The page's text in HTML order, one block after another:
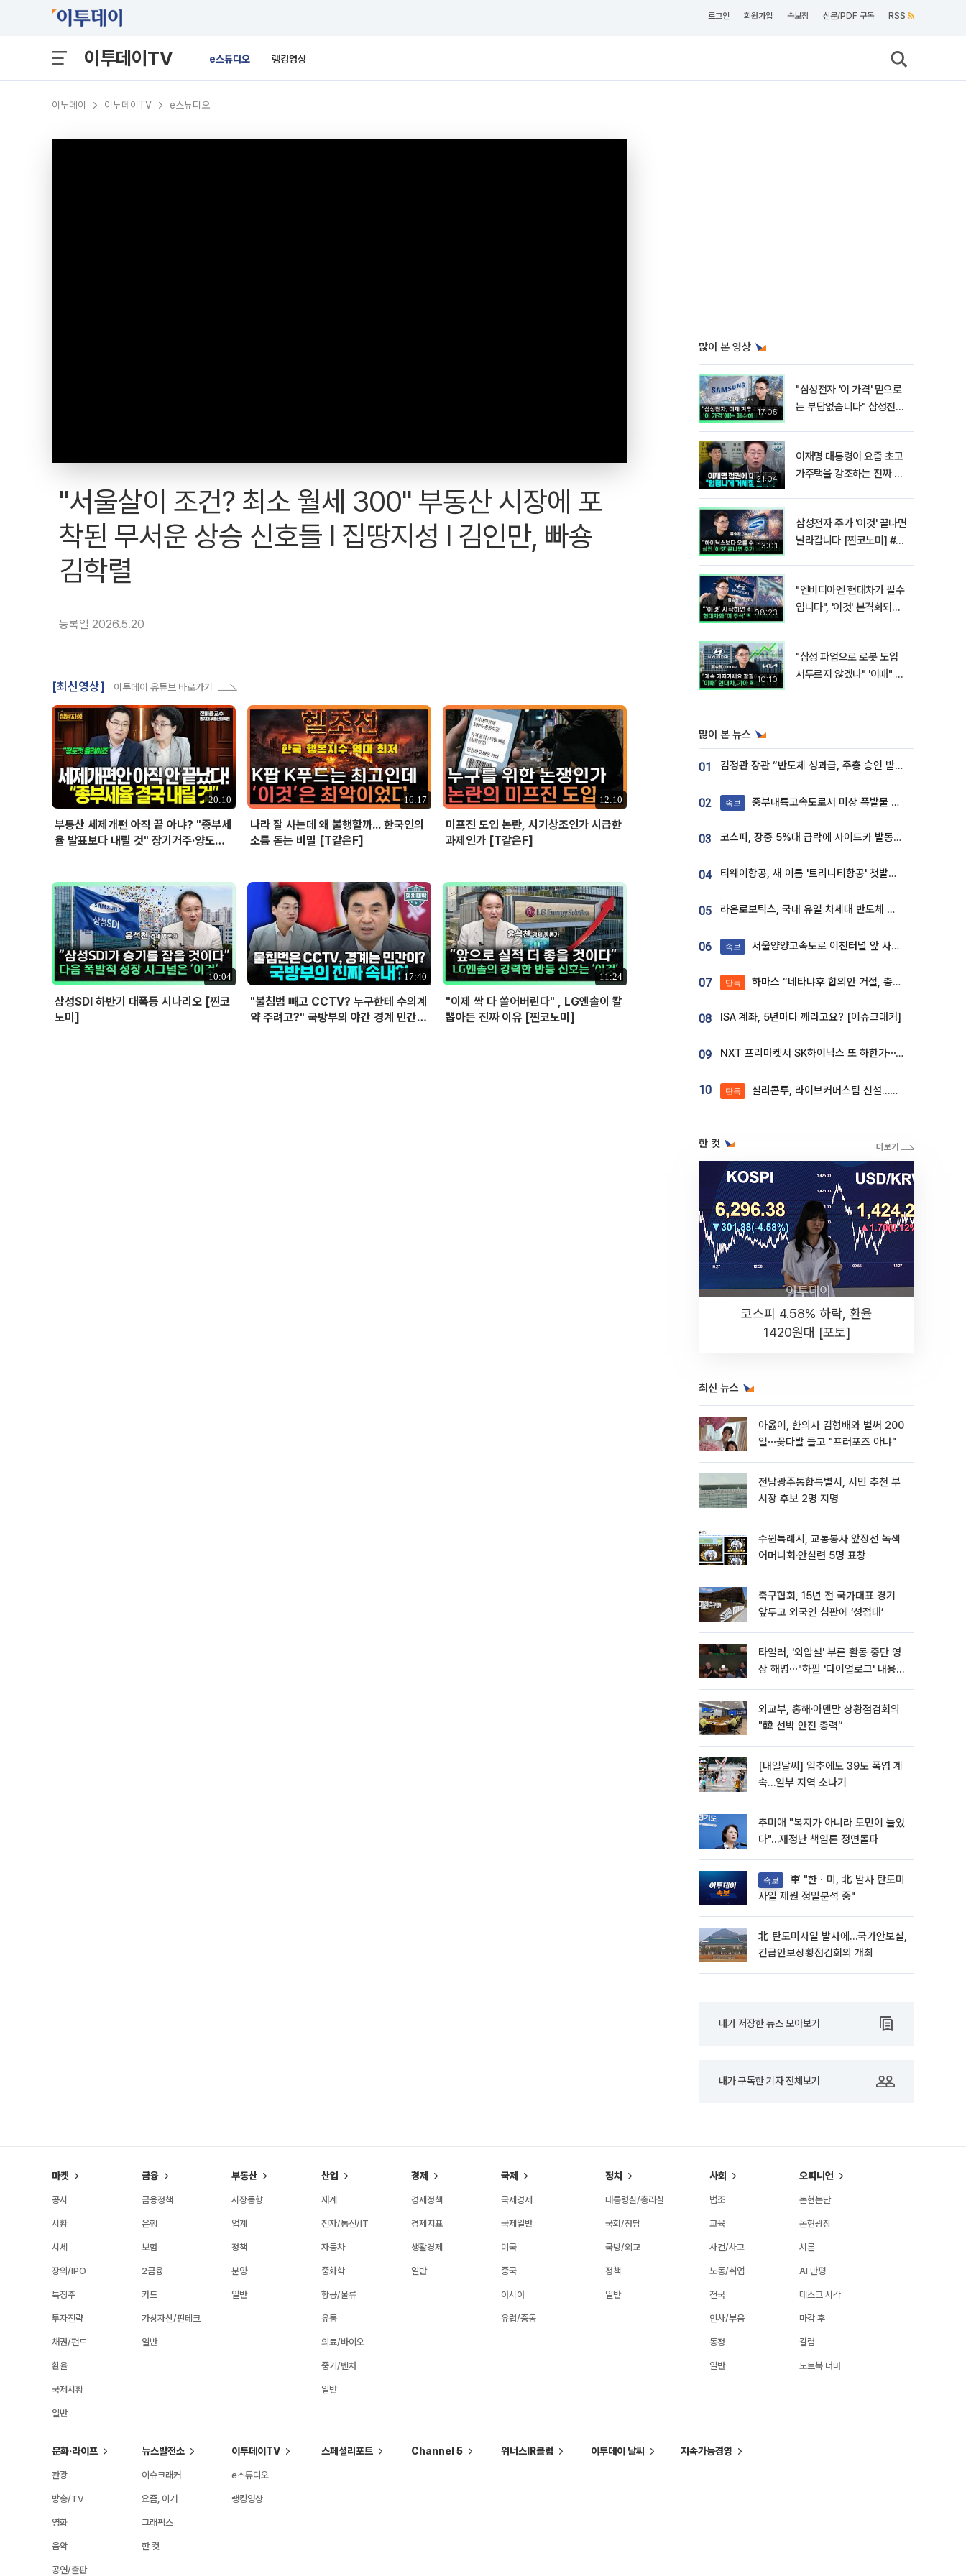
로그인 회원가입 속보창 신문/PDF 구독 RSS
이투데이TV e스튜디오 랭킹영상
이투데이 이투데이TV e스튜디오
"서울살이 조건? 최소 월세 300" 부동산 시장에 포
착된 무서운 상승 신호들 I 집땅지성 I 김인만, 빠숑
김학렬
등록일 2026.5.20
[최신영상] 이투데이 유튜브 바로가기
20:10
부동산 세제개편 아직 끝 아냐? "종부세
율 발표보다 내릴 것" 장기거주·양도세
16:17
나라 잘 사는데 왜 불행할까... 한국인의
소름 돋는 비밀 [T같은F]
12:10
미프진 도입 논란, 시기상조인가 시급한
과제인가 [T같은F]
10:04
삼성SDI 하반기 대폭등 시나리오 [찐코
노미]
17:40
"불침범 빼고 CCTV? 누구한테 수의계
약 주려고?" 국방부의 야간 경계 민간
11:24
"이제 싹 다 쓸어버린다" , LG엔솔이 칼
뽑아든 진짜 이유 [찐코노미]
많이 본 영상
17:05
"삼성전자 '이 가격' 밑으로
는 부담없습니다" 삼성전자
21:04
이재명 대통령이 요즘 초고
가주택을 강조하는 진짜 이
13:01
삼성전자 주가 '이것' 끝나면
날라갑니다 [찐코노미] #반
08:23
"엔비디아엔 현대차가 필수
입니다", '이것' 본격화되면
10:10
"삼성 파업으로 로봇 도입
서두르지 않겠나" '이때" 현
많이 본 뉴스
01 김정관 장관 “반도체 성과급, 주총 승인 받도록”…상법·자본시장법 개정 시사
02 속보 중부내륙고속도로서 미상 폭발물 발견
03 코스피, 장중 5%대 급락에 사이드카 발동…삼성·SK 동반 폭락
04 티웨이항공, 새 이름 '트리니티항공' 첫발…SSC 전략 본격화
05 라온로보틱스, 국내 유일 차세대 반도체 공정 로봇 개발 ‘고객사 테스트 진행’
06 속보 서울양양고속도로 이천터널 앞 사고 발생
07 단독 하마스 “네타냐후 합의안 거절, 총선 앞두고 시간 끌기”
08 ISA 계좌, 5년마다 깨라고요? [이슈크래커]
09 NXT 프리마켓서 SK하이닉스 또 하한가⋯‘11주 거래’에 시초가 왜곡
10 단독 실리콘투, 라이브커머스팀 신설…K뷰티 ‘글로벌 판매망’ 확대[K뷰티 라방戰]
한 컷
코스피 4.58% 하락, 환율
1420원대 [포토]
최신 뉴스
아옳이, 한의사 김형배와 벌써 200
일⋯꽃다발 들고 "프러포즈 아냐"
전남광주통합특별시, 시민 추천 부
시장 후보 2명 지명
수원특례시, 교통봉사 앞장선 녹색
어머니회·안실련 5명 표창
축구협회, 15년 전 국가대표 경기
앞두고 외국인 심판에 ‘성접대’
타일러, '외압설' 부른 활동 중단 영
상 해명⋯"하필 '다이얼로그' 내용이
외교부, 홍해·아덴만 상황점검회의
"韓 선박 안전 총력“
[내일날씨] 입추에도 39도 폭염 계
속…일부 지역 소나기
추미애 "복지가 아니라 도민이 늘었
다"…재정난 책임론 정면돌파
속보
사일 제원 정밀분석 중"
北 탄도미사일 발사에…국가안보실,
긴급안보상황점검회의 개최
내가 저장한 뉴스 모아보기
내가 구독한 기자 전체보기
마켓
공시
시황
시세
장외/IPO
특징주
투자전략
채권/펀드
환율
국제시황
일반
금융
금융정책
은행
보험
2금융
카드
가상자산/핀테크
일반
부동산
시장동향
업계
정책
분양
일반
산업
재계
전자/통신/IT
자동차
중화학
항공/물류
유통
의료/바이오
중기/벤처
일반
경제
경제정책
경제지표
생활경제
일반
국제
국제경제
국제일반
미국
중국
아시아
유럽/중동
정치
대통령실/총리실
국회/정당
국방/외교
정책
일반
사회
법조
교육
사건/사고
노동/취업
전국
인사/부음
동정
일반
오피니언
논현논단
논현광장
시론
AI 만평
데스크 시각
마감 후
칼럼
노트북 너머
문화·라이프
관광
방송/TV
영화
음악
공연/출판
뉴스발전소
이슈크래커
요즘, 이거
그래픽스
한 컷
이투데이TV
e스튜디오
랭킹영상
스페셜리포트 Channel 5 위너스IR클럽 이투데이 날씨 지속가능경영